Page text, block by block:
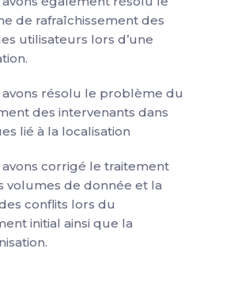
de rafraîchissement des
utilisateurs lors d’une
avons résolu le problème du
des intervenants dans
lié à la localisation
avons corrigé le traitement
volumes de donnée et la
conflits lors du
initial ainsi que la